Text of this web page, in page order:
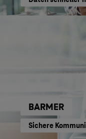
BARMER
Sichere